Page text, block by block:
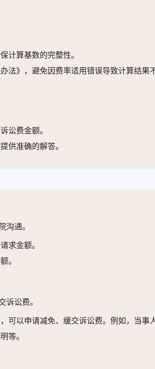
计算基数的完整性。
法》，避免因费率适用错误导致计算结果
讼费金额。
供准确的解答。
沟通。
求金额。
。
诉讼费。
可以申请减免、缓交诉讼费。例如，当事
等。